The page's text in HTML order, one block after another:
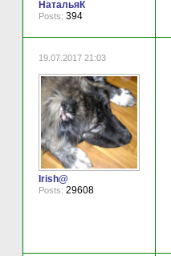
НатальяК
Posts: 394
19.07.2017 21:03
Irish@
Posts: 29608